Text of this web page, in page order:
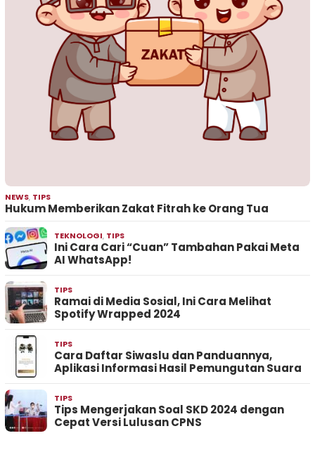
NEWS, TIPS
Hukum Memberikan Zakat Fitrah ke Orang Tua
TEKNOLOGI, TIPS
Ini Cara Cari “Cuan” Tambahan Pakai Meta
AI WhatsApp!
TIPS
Ramai di Media Sosial, Ini Cara Melihat
Spotify Wrapped 2024
TIPS
Cara Daftar Siwaslu dan Panduannya,
Aplikasi Informasi Hasil Pemungutan Suara
TIPS
Tips Mengerjakan Soal SKD 2024 dengan
Cepat Versi Lulusan CPNS